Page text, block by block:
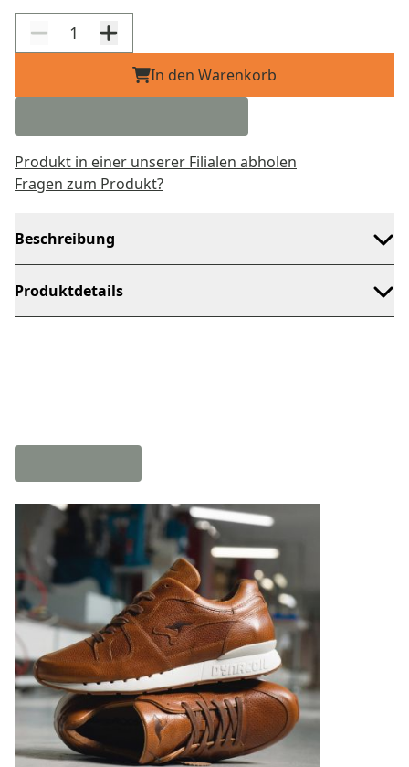
In den Warenkorb
Produkt in einer unserer Filialen abholen
Fragen zum Produkt?
Beschreibung
Produktdetails